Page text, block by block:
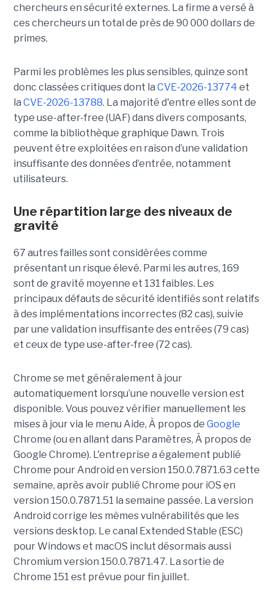
chercheurs en sécurité externes. La firme a versé à
ces chercheurs un total de près de 90 000 dollars de
primes.
Parmi les problèmes les plus sensibles, quinze sont
donc classées critiques dont la CVE-2026-13774 et
la CVE-2026-13788. La majorité d'entre elles sont de
type use-after-free (UAF) dans divers composants,
comme la bibliothèque graphique Dawn. Trois
peuvent être exploitées en raison d’une validation
insuffisante des données d’entrée, notamment
utilisateurs.
Une répartition large des niveaux de
gravité
67 autres failles sont considérées comme
présentant un risque élevé. Parmi les autres, 169
sont de gravité moyenne et 131 faibles. Les
principaux défauts de sécurité identifiés sont relatifs
à des implémentations incorrectes (82 cas), suivie
par une validation insuffisante des entrées (79 cas)
et ceux de type use-after-free (72 cas).
Chrome se met généralement à jour
automatiquement lorsqu’une nouvelle version est
disponible. Vous pouvez vérifier manuellement les
mises à jour via le menu Aide, À propos de Google
Chrome (ou en allant dans Paramètres, À propos de
Google Chrome). L'entreprise a également publié
Chrome pour Android en version 150.0.7871.63 cette
semaine, après avoir publié Chrome pour iOS en
version 150.0.7871.51 la semaine passée. La version
Android corrige les mêmes vulnérabilités que les
versions desktop. Le canal Extended Stable (ESC)
pour Windows et macOS inclut désormais aussi
Chromium version 150.0.7871.47. La sortie de
Chrome 151 est prévue pour fin juillet.